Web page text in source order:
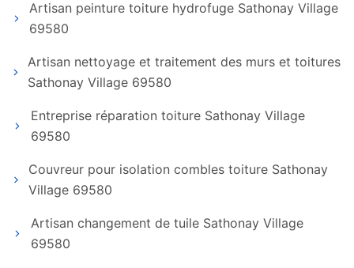
Artisan peinture toiture hydrofuge Sathonay Village
69580
Artisan nettoyage et traitement des murs et toitures
Sathonay Village 69580
Entreprise réparation toiture Sathonay Village
69580
Couvreur pour isolation combles toiture Sathonay
Village 69580
Artisan changement de tuile Sathonay Village
69580